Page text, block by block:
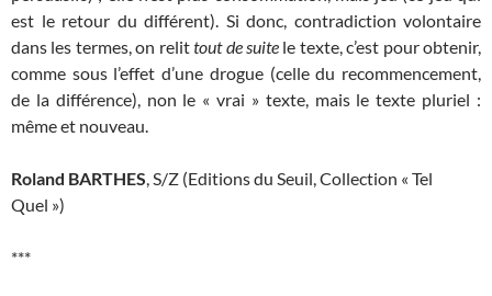
est le retour du différent). Si donc, contradiction volontaire
dans les termes, on relittout de suitele texte, c’est pour obtenir,
comme sous l’effet d’une drogue (celle du recommencement,
de la différence), non le « vrai » texte, mais le texte pluriel :
même et nouveau.
Roland BARTHES, S/Z (Editions du Seuil, Collection « Tel
Quel »)
***